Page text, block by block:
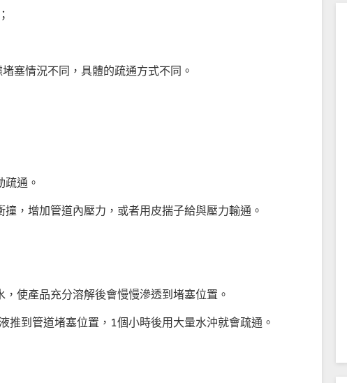
塞情況不同，具體的疏通方式不同。
通。
，增加管道內壓力，或者用皮揣子給與壓力輸通。
使產品充分溶解後會慢慢滲透到堵塞位置。
到管道堵塞位置，1個小時後用大量水沖就會疏通。